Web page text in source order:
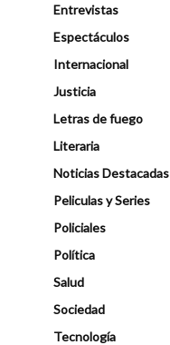
Entrevistas
Espectáculos
Internacional
Justicia
Letras de fuego
Literaria
Noticias Destacadas
Peliculas y Series
Policiales
Política
Salud
Sociedad
Tecnología